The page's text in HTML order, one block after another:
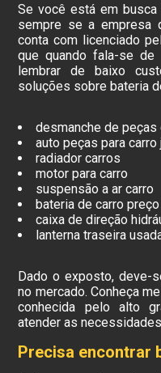
Se você está em
sempre se a empresa
conta com licenciado
que quando fala-se
lembrar de baixo
soluções sobre bateria
desmanche de peças
auto peças para carro
radiador carros
motor para carro
suspensão a ar carro
bateria de carro preço
caixa de direção
lanterna traseira
Dado o exposto, deve-
no mercado. Conheça
conhecida pelo alto
atender as
Precisa encontrar